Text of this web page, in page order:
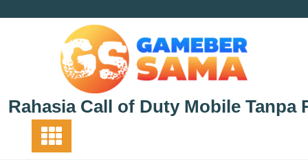
Rahasia Call of Duty Mobile Tanpa